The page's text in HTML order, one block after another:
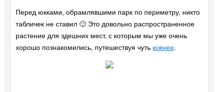
Перед юкками, обрамлявшими парк по периметру, никто
табличек не ставил 🙂 Это довольно распространенное
растение для здешних мест, с которым мы уже очень
хорошо познакомились, путешествуя чуть южнее.